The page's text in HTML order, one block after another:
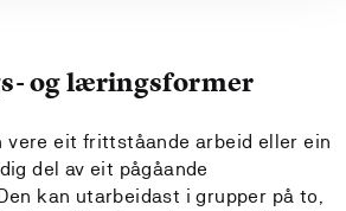
og læringsformer
vere eit frittståande arbeid eller ein
del av eit pågåande
kan utarbeidast i grupper på to,